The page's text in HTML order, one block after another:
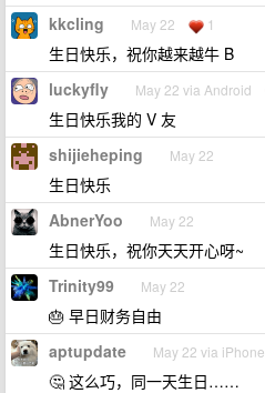
kkcling May 22 1
生日快乐，祝你越来越牛 B
luckyfly May 22 via Android
生日快乐我的 V 友
shijieheping May 22
生日快乐
AbnerYoo May 22
生日快乐，祝你天天开心呀~
Trinity99 May 22
🎂 早日财务自由
aptupdate May 22 via iPhone
🤔 这么巧，同一天生日……